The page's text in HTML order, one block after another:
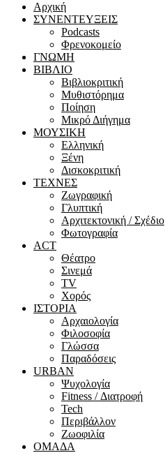
Αρχική
ΣΥΝΕΝΤΕΥΞΕΙΣ
Podcasts
Φρενοκομείο
ΓΝΩΜΗ
ΒΙΒΛΙΟ
Βιβλιοκριτική
Μυθιστόρημα
Ποίηση
Μικρό Διήγημα
ΜΟΥΣΙΚΗ
Ελληνική
Ξένη
Δισκοκριτική
ΤΕΧΝΕΣ
Ζωγραφική
Γλυπτική
Αρχιτεκτονική / Σχέδιο
Φωτογραφία
ACT
Θέατρο
Σινεμά
ΤV
Χορός
ΙΣΤΟΡΙΑ
Αρχαιολογία
Φιλοσοφία
Γλώσσα
Παραδόσεις
URBAN
Ψυχολογία
Fitness / Διατροφή
Tech
Περιβάλλον
Ζωοφιλία
ΟΜΑΔΑ